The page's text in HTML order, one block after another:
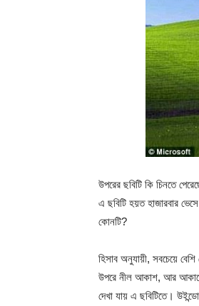
উপরের ছবিটি কি চিনতে
এ ছবিটি হয়ত হাজারবার
কোনটি?
হিসাব অনুযায়ী, সবচেয়ে
উপরে নীল আকাশ, আর
দেখা যায় এ ছবিটিতে।